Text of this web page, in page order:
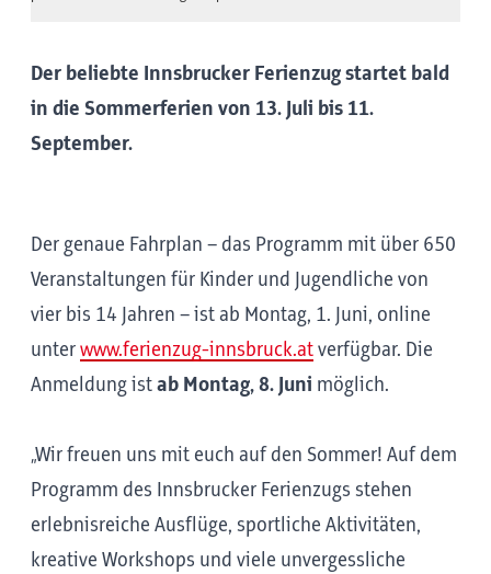
Der beliebte Innsbrucker Ferienzug startet bald
in die Sommerferien von 13. Juli bis 11.
September.
Der genaue Fahrplan – das Programm mit über 650
Veranstaltungen für Kinder und Jugendliche von
vier bis 14 Jahren – ist ab Montag, 1. Juni, online
unter www.ferienzug-innsbruck.at verfügbar. Die
Anmeldung ist ab Montag, 8. Juni möglich.
„Wir freuen uns mit euch auf den Sommer! Auf dem
Programm des Innsbrucker Ferienzugs stehen
erlebnisreiche Ausflüge, sportliche Aktivitäten,
kreative Workshops und viele unvergessliche